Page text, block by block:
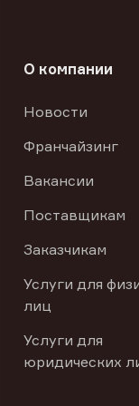
О компании
Новости
Франчайзинг
Вакансии
Поставщикам
Заказчикам
Услуги для
лиц
Услуги для
юридических